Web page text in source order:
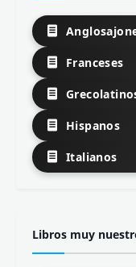
Franceses
Hispanos
Italianos
Libros muy